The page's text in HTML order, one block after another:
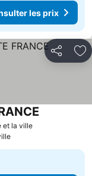
les prix
Partager
et la ville